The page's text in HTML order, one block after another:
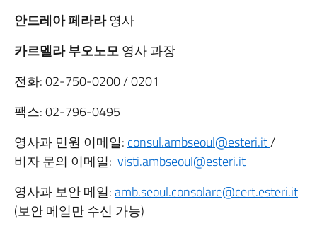
안드레아 페라라영사
카르멜라 부오노모영사 과장
전화: 02-750-0200 / 0201
팩스: 02-796-0495
영사과 민원 이메일: consul.ambseoul@esteri.it/
비자 문의 이메일: visti.ambseoul@esteri.it
영사과 보안 메일:amb.seoul.consolare@cert.esteri.it
(보안 메일만 수신 가능)